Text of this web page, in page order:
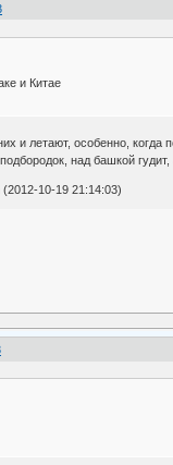
и Китае
и летают, особенно, когда
над башкой
10-19 21:14:03)